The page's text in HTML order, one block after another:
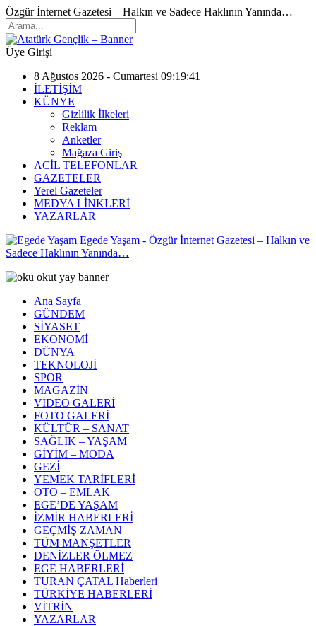
Özgür İnternet Gazetesi – Halkın ve Sadece Haklının Yanında…
Üye Girişi
8 Ağustos 2026 - Cumartesi 09:19:41
İLETİŞİM
KÜNYE
Gizlilik İlkeleri
Reklam
Anketler
Mağaza Giriş
ACİL TELEFONLAR
GAZETELER
Yerel Gazeteler
MEDYA LİNKLERİ
YAZARLAR
Egede Yaşam - Özgür İnternet Gazetesi – Halkın ve
Sadece Haklının Yanında…
Ana Sayfa
GÜNDEM
SİYASET
EKONOMİ
DÜNYA
TEKNOLOJİ
SPOR
MAGAZİN
VİDEO GALERİ
FOTO GALERİ
KÜLTÜR – SANAT
SAĞLIK – YAŞAM
GİYİM – MODA
GEZİ
YEMEK TARİFLERİ
OTO – EMLAK
EGE’DE YAŞAM
İZMİR HABERLERİ
GEÇMİŞ ZAMAN
TÜM MANŞETLER
DENİZLER ÖLMEZ
EGE HABERLERİ
TURAN ÇATAL Haberleri
TÜRKİYE HABERLERİ
VİTRİN
YAZARLAR